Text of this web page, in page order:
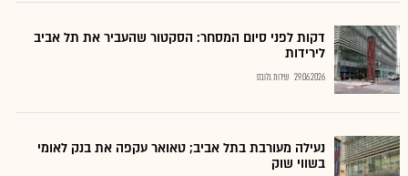
דקות לפני סיום המסחר: הסקטור שהעביר את תל אביב
לירידות
29.06.2026 שירות גלובס
נעילה מעורבת בתל אביב; טאואר עקפה את בנק לאומי
בשווי שוק